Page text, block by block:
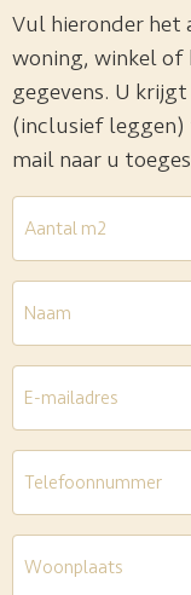
Vul hieronder het
woning, winkel of
gegevens. U
(inclusief leggen)
mail naar u
m2 *
mailadres *